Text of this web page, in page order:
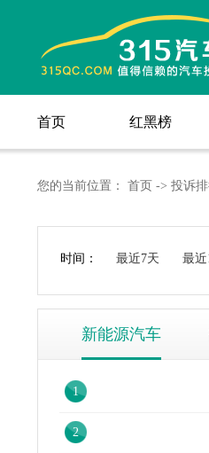
首页
首页
红黑榜
您的当前位置： 首页 -> 投诉
时间： 最近7天 最近
新能源汽车
1
2